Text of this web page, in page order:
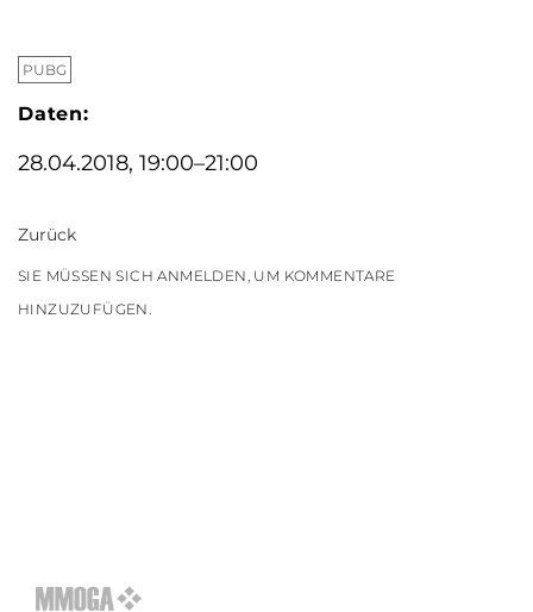
PUBG
Daten:
28.04.2018, 19:00–21:00
Zurück
SIE MÜSSEN SICH ANMELDEN, UM KOMMENTARE
HINZUZUFÜGEN.